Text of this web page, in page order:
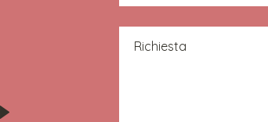
Richiesta